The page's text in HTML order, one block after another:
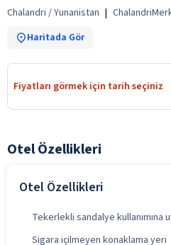
Chalandri / Yunanistan | Chalandri
Haritada Gör
Fiyatları görmek için tarih seçiniz
Otel Özellikleri
Otel Özellikleri
Tekerlekli sandalye kullanımına
Sigara içilmeyen konaklama yeri